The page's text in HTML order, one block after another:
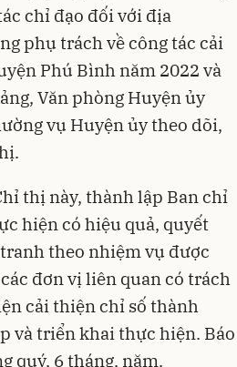
chỉ đạo đối với địa
phụ trách về công tác cải
Phú Bình năm 2022 và
Văn phòng Huyện ủy
vụ Huyện ủy theo dõi,
thị này, thành lập Ban chỉ
hiện có hiệu quả, quyết
theo nhiệm vụ được
đơn vị liên quan có trách
cải thiện chỉ số thành
và triển khai thực hiện. Báo
quý, 6 tháng, năm.